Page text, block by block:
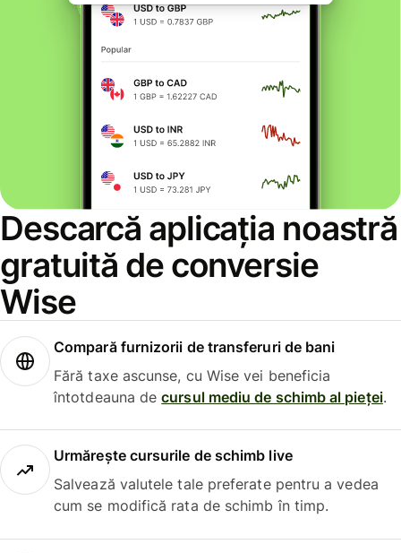
Descarcă aplicația noastră
gratuită de conversie
Wise
Compară furnizorii de transferuri de bani
Fără taxe ascunse, cu Wise vei beneficia
întotdeauna decursul mediu de schimb al pieței.
Urmărește cursurile de schimb live
Salvează valutele tale preferate pentru a vedea
cum se modifică rata de schimb în timp.